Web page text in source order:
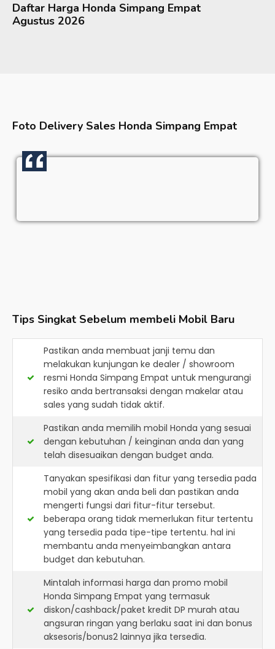
Daftar Harga Honda Simpang Empat
Agustus 2026
Foto Delivery Sales Honda Simpang Empat
Tips Singkat Sebelum membeli Mobil Baru
Pastikan anda membuat janji temu dan
melakukan kunjungan ke dealer / showroom
resmi Honda Simpang Empat untuk mengurangi
resiko anda bertransaksi dengan makelar atau
sales yang sudah tidak aktif.
Pastikan anda memilih mobil Honda yang sesuai
dengan kebutuhan / keinginan anda dan yang
telah disesuaikan dengan budget anda.
Tanyakan spesifikasi dan fitur yang tersedia pada
mobil yang akan anda beli dan pastikan anda
mengerti fungsi dari fitur-fitur tersebut.
beberapa orang tidak memerlukan fitur tertentu
yang tersedia pada tipe-tipe tertentu. hal ini
membantu anda menyeimbangkan antara
budget dan kebutuhan.
Mintalah informasi harga dan promo mobil
Honda Simpang Empat yang termasuk
diskon/cashback/paket kredit DP murah atau
angsuran ringan yang berlaku saat ini dan bonus
aksesoris/bonus2 lainnya jika tersedia.